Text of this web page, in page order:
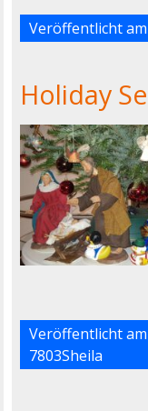
Veröffentlicht am
Holiday
Veröffentlicht am
7803Sheila